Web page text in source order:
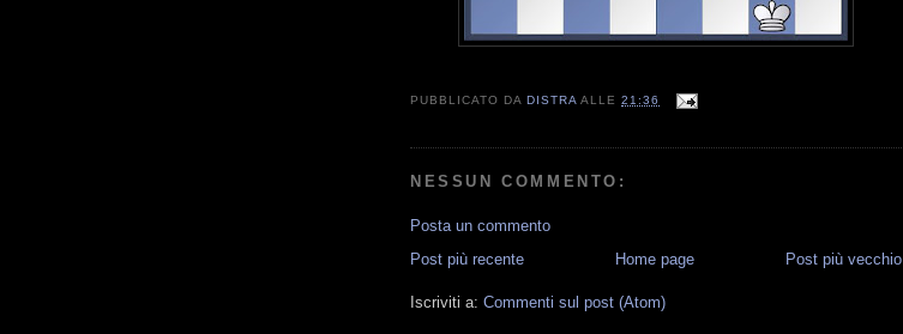
PUBBLICATO DA DISTRA ALLE21:36
NESSUN COMMENTO:
Posta un commento
Post più recente
Post più vecchio
Home page
Iscriviti a: Commenti sul post (Atom)